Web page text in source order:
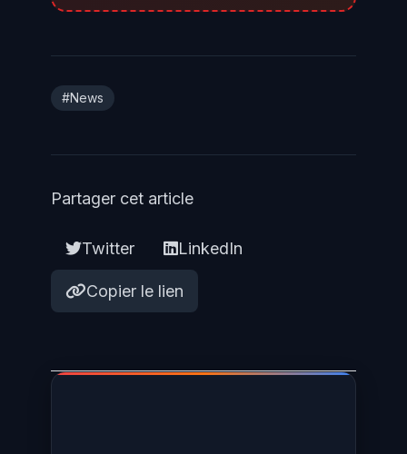
protocoles différents en séquence
#News
Partager cet article
Twitter LinkedIn
Copier le lien